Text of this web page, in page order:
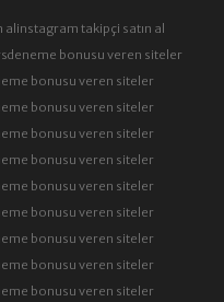
alinstagram takipçi satın al
deneme bonusu veren siteler
bonusu veren siteler
bonusu veren siteler
bonusu veren siteler
bonusu veren siteler
bonusu veren siteler
bonusu veren siteler
bonusu veren siteler
bonusu veren siteler
bonusu veren siteler